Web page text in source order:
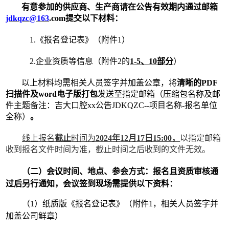
有意参加的供应商、生产商请在公告有效期内通过邮箱
jdkqzc@163.com提交以下材料：
1.《报名登记表》（附件1）
2.企业资质等信息（附件2的1-5、10部分）
以上材料均需相关人员签字并加盖公章，将清晰的PDF
扫描件及word电子版打包发送至指定邮箱（压缩包名称及邮
件主题备注：吉大口腔xx公告JDKQZC--项目名称-报名单位
全称）。
线上报名截止时间为2024年12月 17 日 15:00， 以指定邮箱
收到报名文件时间为准，截止时间之后收到的文件无效。
（二）会议时间、地点、参会方式：报名且资质审核通
过后另行通知，会议签到现场需提供以下资料：
（1）纸质版《报名登记表》（附件1，相关人员签字并
加盖公司鲜章）